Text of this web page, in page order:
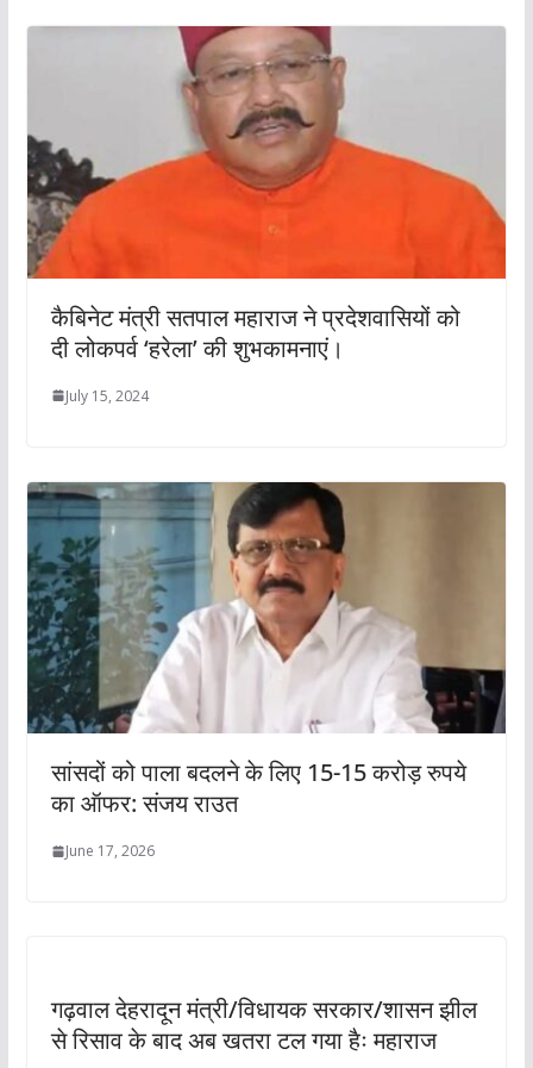
कैबिनेट मंत्री सतपाल महाराज ने प्रदेशवासियों को
दी लोकपर्व ‘हरेला’ की शुभकामनाएं।
July 15, 2024
सांसदों को पाला बदलने के लिए 15-15 करोड़ रुपये
का ऑफर: संजय राउत
June 17, 2026
गढ़वाल देहरादून मंत्री/विधायक सरकार/शासन झील
से रिसाव के बाद अब खतरा टल गया हैः महाराज